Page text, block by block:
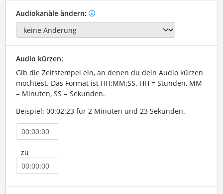
Audiokanäle ändern:
Audio kürzen:
Gib die Zeitstempel ein, an denen du dein Audio kürzen
möchtest. Das Format ist HH:MM:SS. HH = Stunden, MM
= Minuten, SS = Sekunden.
Beispiel: 00:02:23 für 2 Minuten und 23 Sekunden.
zu